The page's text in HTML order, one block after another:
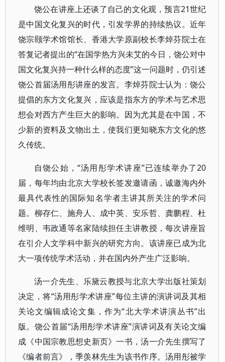
饶公在讲座上还谈了自己的文化观，预言21世纪
是中国文化复兴的时代，引发学界的持续热议。近年
饶宗颐学术馆馆长、香港大学原副校长李焯芬院士在
答复记者提出的“在国学热方兴未艾的今日，饶公对中
国文化复兴持一种什么样的态度”这一问题时，仍引述
饶公首届汤用彤讲座的发言。李焯芬院士认为：饶公
提倡的东方文化复兴，应该是指东方的学术与艺术思
想会对西方产生巨大的影响。因为尤其是在中国，不
少新的资料及文物出土，使我们更知晓东方文化的悠
久传统。
自饶公始，“汤用彤学术讲座”已连续举办了20
届，每年均由北京大学校长签发邀请函，诚邀海内外
最具代表性的国际知名学者主讲其所关注的学术问
题。柳存仁、施舟人、成中英、安乐哲、龚鹏程、杜
维明、韦政通等名家陆续担任主讲教授，每次讲座旨
在引介人文学科中新兴的研究方向。该讲座已成为北
大一项传统学术活动，并在国内外产生广泛影响。
汤一介先生、乐黛云教授与北京大学出版社策划
决定，将“汤用彤学术讲座”每位主讲的演讲词及其相
关论文编辑成论文集，作为“北大学术讲演丛书”出
版。饶公首届“汤用彤学术讲座”演讲词及有关论文编
成《中国宗教思想史新页》一书，汤一介先生撰写了
《编者前言》，季羡林先生为该书作序。汤用彤被学